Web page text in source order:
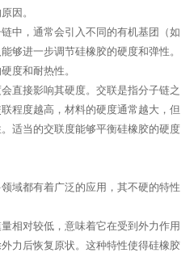
因。
中，通常会引入不同的有机基团（如
够进一步调节硅橡胶的硬度和弹性。
度和耐热性。
直接影响其硬度。交联是指分子链之
程度越高，材料的硬度通常越大，但
适当的交联度能够平衡硅橡胶的硬度
域都有着广泛的应用，其不硬的特性
相对较低，意味着它在受到外力作用
力后恢复原状。这种特性使得硅橡胶